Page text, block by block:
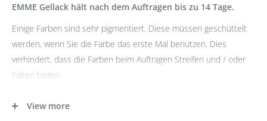
EMME Gellack hält nach dem Auftragen bis zu 14 Tage.
Einige Farben sind sehr pigmentiert. Diese müssen geschüttelt
werden, wenn Sie die Farbe das erste Mal benutzen. Dies
verhindert, dass die Farben beim Auftragen Streifen und / oder
Falten bilden.
View more